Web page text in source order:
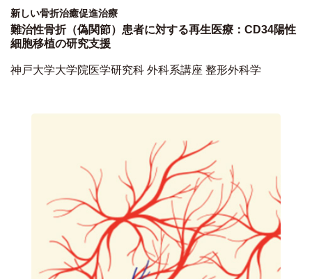
新しい骨折治癒促進治療
難治性骨折（偽関節）患者に対する再生医療：CD34陽性
細胞移植の研究支援
神戸大学大学院医学研究科 外科系講座 整形外科学